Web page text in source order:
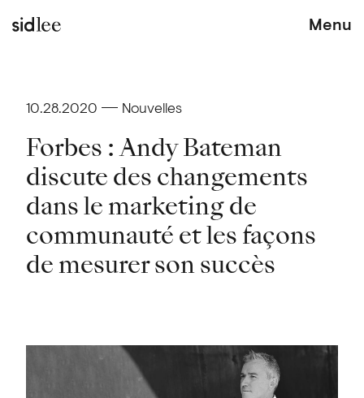
Menu
10.28.2020 Nouvelles
Forbes : Andy Bateman
discute des changements
dans le marketing de
communauté et les façons
de mesurer son succès